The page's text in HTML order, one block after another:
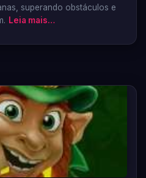
superando obstáculos e
Leia mais…